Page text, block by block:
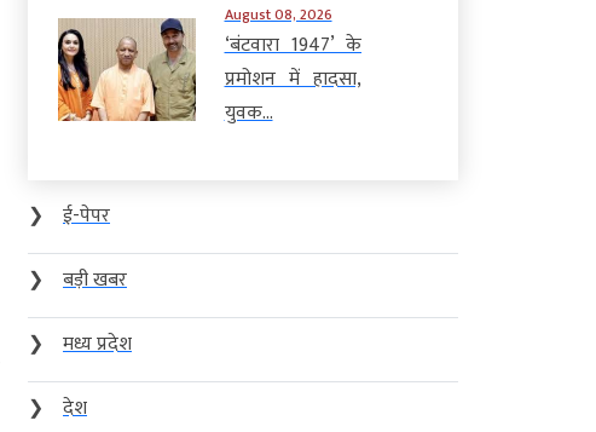
August 08, 2026
‘बंटवारा 1947’ के
प्रमोशन में हादसा,
युवक...
❯
ई-पेपर
❯
बड़ी खबर
❯
मध्य प्रदेश
❯
देश